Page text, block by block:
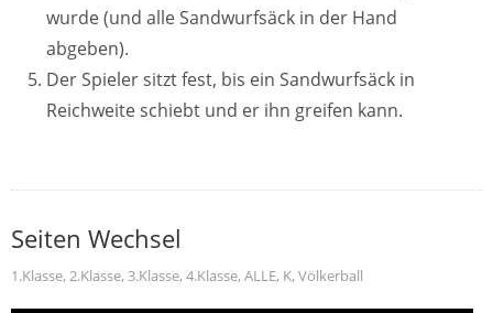
wurde (und alle Sandwurfsäck in der Hand
abgeben).
Der Spieler sitzt fest, bis ein Sandwurfsäck in
Reichweite schiebt und er ihn greifen kann.
Seiten Wechsel
1.Klasse, 2.Klasse, 3.Klasse, 4.Klasse, ALLE, K, Völkerball